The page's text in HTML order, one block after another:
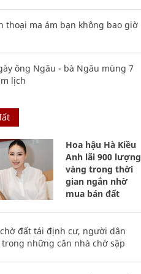
thoại ma ám bạn không bao giờ
ông Ngâu - bà Ngâu mùng 7
lịch
Hoa hậu Hà Kiều
Anh lãi 900 lượng
vàng trong thời
gian ngắn nhờ
mua bán đất
đất tái định cư, người dân
những căn nhà chờ sập